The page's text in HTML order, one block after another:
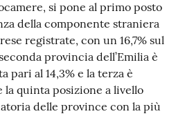
si pone al primo posto
della componente straniera
registrate, con un 16,7% sul
provincia dell’Emilia è
pari al 14,3% e la terza è
la quinta posizione a livello
delle province con la più